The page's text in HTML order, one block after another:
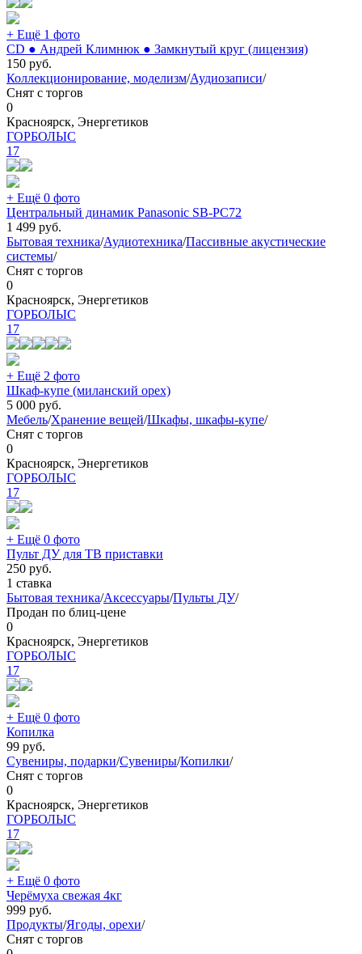
+ Ещё 1 фото
CD ● Андрей Климнюк ● Замкнутый круг (лицензия)
150 руб.
Коллекционирование, моделизм/Аудиозаписи/
Снят с торгов
0
Красноярск, Энергетиков
ГОРБОЛЫС
17
+ Ещё 0 фото
Центральный динамик Panasonic SB-PC72
1 499 руб.
Бытовая техника/Аудиотехника/Пассивные акустические
системы/
Снят с торгов
0
Красноярск, Энергетиков
ГОРБОЛЫС
17
+ Ещё 2 фото
Шкаф-купе (миланский орех)
5 000 руб.
Мебель/Хранение вещей/Шкафы, шкафы-купе/
Снят с торгов
0
Красноярск, Энергетиков
ГОРБОЛЫС
17
+ Ещё 0 фото
Пульт ДУ для ТВ приставки
250 руб.
1 ставка
Бытовая техника/Аксессуары/Пульты ДУ/
Продан по блиц-цене
0
Красноярск, Энергетиков
ГОРБОЛЫС
17
+ Ещё 0 фото
Копилка
99 руб.
Сувениры, подарки/Сувениры/Копилки/
Снят с торгов
0
Красноярск, Энергетиков
ГОРБОЛЫС
17
+ Ещё 0 фото
Черёмуха свежая 4кг
999 руб.
Продукты/Ягоды, орехи/
Снят с торгов